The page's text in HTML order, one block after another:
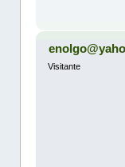
Visitante